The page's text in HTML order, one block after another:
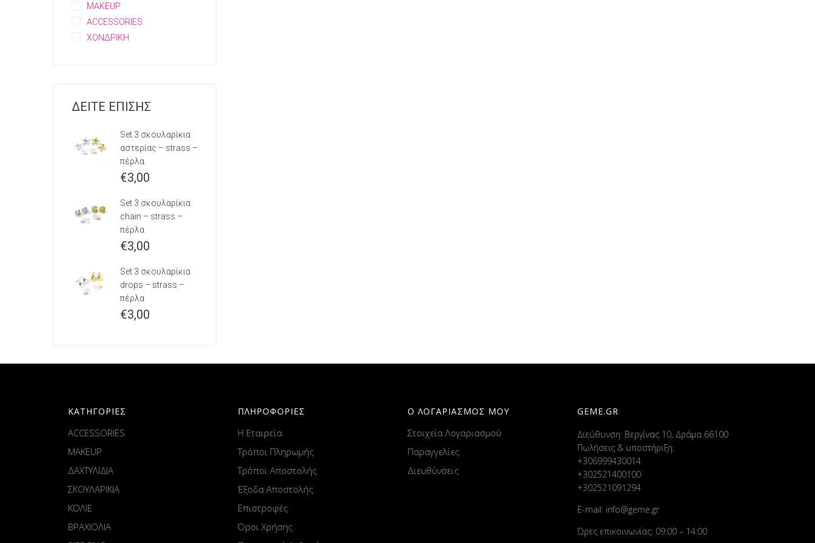
MAKEUP
ACCESSORIES
ΧΟΝΔΡΙΚΗ
ΔΕΙΤΕ ΕΠΙΣΗΣ
Set 3 σκουλαρίκια
αστερίας – strass –
πέρλα
€3,00
Set 3 σκουλαρίκια
chain – strass –
πέρλα
€3,00
Set 3 σκουλαρίκια
drops – strass –
πέρλα
€3,00
ΚΑΤΗΓΟΡΙΕΣ
ACCESSORIES
MAKEUP
ΔΑΧΤΥΛΙΔΙΑ
ΣΚΟΥΛΑΡΙΚΙΑ
ΚΟΛΙΕ
ΒΡΑΧΙΟΛΙΑ
ΠΛΗΡΟΦΟΡΙΕΣ
Η Εταιρεία
Τρόποι Πληρωμής
Τρόποι Αποστολής
Έξοδα Αποστολής
Επιστροφές
Όροι Χρήσης
Ο ΛΟΓΑΡΙΑΣΜΟΣ ΜΟΥ
Στοιχεία Λογαριασμού
Παραγγελίες
Διευθύνσεις
GEME.GR
Διεύθυνση: Βεργίνας 10, Δράμα 66100
Πωλήσεις & υποστήριξη:
+306999430014
+302521400100
+302521091294
E-mail: info@geme.gr
Ώρες επικοινωνίας: 09:00 – 14:00